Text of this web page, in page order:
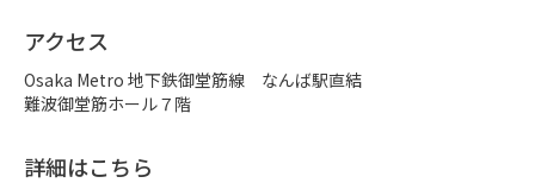
アクセス
Osaka Metro 地下鉄御堂筋線　なんば駅直結
難波御堂筋ホール７階
詳細はこちら